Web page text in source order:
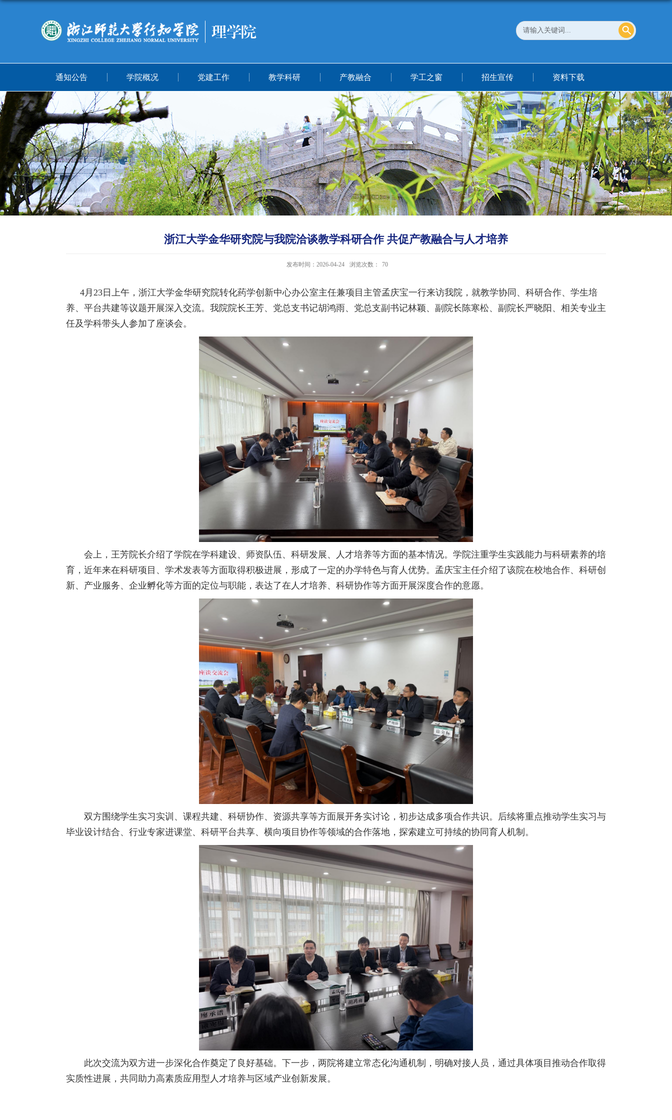
通知公告 学院概况 党建工作 教学科研 产教融合 学工之窗 招生宣传 资料下载
浙江大学金华研究院与我院洽谈教学科研合作 共促产教融合与人才培养
发布时间：2026-04-24 浏览次数： 70
4月23日上午，浙江大学金华研究院转化药学创新中心办公室主任兼项目主管孟庆宝一行来访我院，就教学协同、科研合作、学生培
养、平台共建等议题开展深入交流。我院院长王芳、党总支书记胡鸿雨、党总支副书记林颖、副院长陈寒松、副院长严晓阳、相关专业主
任及学科带头人参加了座谈会。
会上，王芳院长介绍了学院在学科建设、师资队伍、科研发展、人才培养等方面的基本情况。学院注重学生实践能力与科研素养的培
育，近年来在科研项目、学术发表等方面取得积极进展，形成了一定的办学特色与育人优势。孟庆宝主任介绍了该院在校地合作、科研创
新、产业服务、企业孵化等方面的定位与职能，表达了在人才培养、科研协作等方面开展深度合作的意愿。
双方围绕学生实习实训、课程共建、科研协作、资源共享等方面展开务实讨论，初步达成多项合作共识。后续将重点推动学生实习与
毕业设计结合、行业专家进课堂、科研平台共享、横向项目协作等领域的合作落地，探索建立可持续的协同育人机制。
此次交流为双方进一步深化合作奠定了良好基础。下一步，两院将建立常态化沟通机制，明确对接人员，通过具体项目推动合作取得
实质性进展，共同助力高素质应用型人才培养与区域产业创新发展。